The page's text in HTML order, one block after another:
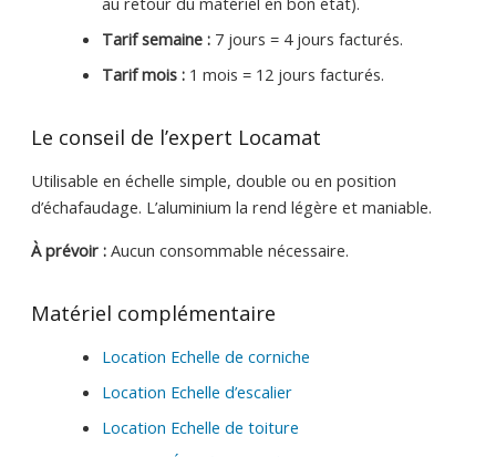
Tarif semaine :7 jours = 4 jours facturés.
Tarif mois :1 mois = 12 jours facturés.
Le conseil de l’expert Locamat
Utilisable en échelle simple, double ou en position
d’échafaudage. L’aluminium la rend légère et maniable.
À prévoir :Aucun consommable nécessaire.
Matériel complémentaire
Location Echelle de corniche
Location Echelle d’escalier
Location Echelle de toiture